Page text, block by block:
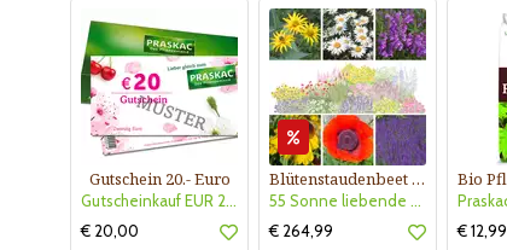
Gutschein 20.- Euro
Gutscheinkauf EUR 20.-
€ 20,00
Blütenstaudenbeet Kollektion Nr. 504
55 Sonne liebende Stauden für 6 m² Beet mit Pflanzplan
€ 264,99
€ 12,99